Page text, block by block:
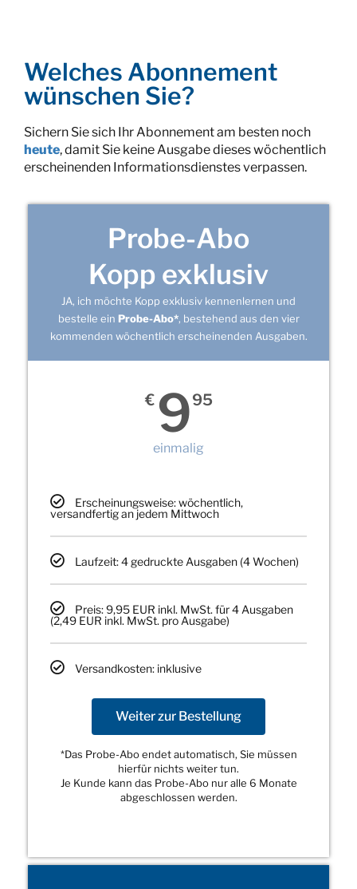
Welches Abonnement
wünschen Sie?
Sichern Sie sich Ihr Abonnement am besten noch
heute, damit Sie keine Ausgabe dieses wöchentlich
erscheinenden Informationsdienstes verpassen.
Probe-Abo
Kopp exklusiv
JA, ich möchte Kopp exklusiv kennenlernen und
bestelle ein Probe-Abo*, bestehend aus den vier
kommenden wöchentlich erscheinenden Ausgaben.
€ 995
einmalig
Erscheinungsweise: wöchentlich,
versandfertig an jedem Mittwoch
Laufzeit: 4 gedruckte Ausgaben (4 Wochen)
Preis: 9,95 EUR inkl. MwSt. für 4 Ausgaben
(2,49 EUR inkl. MwSt. pro Ausgabe)
Versandkosten: inklusive
Weiter zur Bestellung
*Das Probe-Abo endet automatisch, Sie müssen
hierfür nichts weiter tun.
Je Kunde kann das Probe-Abo nur alle 6 Monate
abgeschlossen werden.